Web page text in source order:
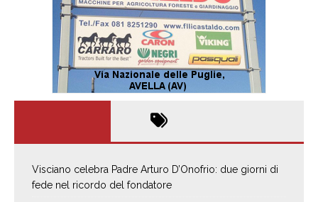
Visciano celebra Padre Arturo D’Onofrio: due giorni di
fede nel ricordo del fondatore